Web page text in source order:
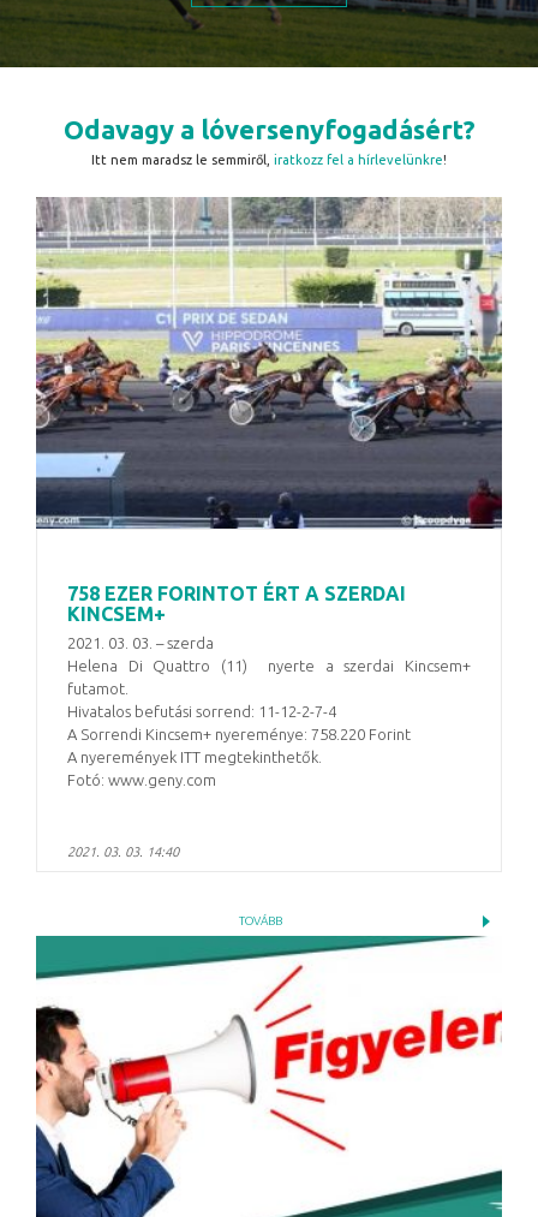
Odavagy a lóversenyfogadásért?
Itt nem maradsz le semmiről, iratkozz fel a hírlevelünkre!
758 EZER FORINTOT ÉRT A SZERDAI
KINCSEM+
2021. 03. 03. – szerda
Helena Di Quattro (11) nyerte a szerdai Kincsem+
futamot.
Hivatalos befutási sorrend: 11-12-2-7-4
A Sorrendi Kincsem+ nyereménye: 758.220 Forint
A nyeremények ITT megtekinthetők.
Fotó: www.geny.com
2021. 03. 03. 14:40
TOVÁBB